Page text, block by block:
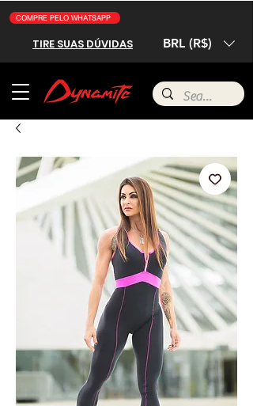
COMPRE PELO WHATSAPP
TIRE SUAS DÚVIDAS BRL (R$)